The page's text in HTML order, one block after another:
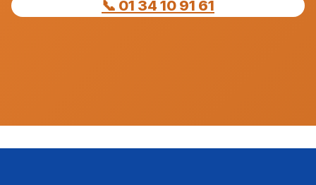
📞 01 34 10 91 61